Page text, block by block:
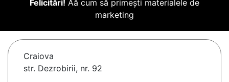
Felicitări! Aă cum să primești materialele de
marketing
Craiova
str. Dezrobirii, nr. 92